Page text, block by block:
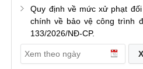
Quy định về mức xử phạt
chính về bảo vệ công trình
133/2026/NĐ-CP.